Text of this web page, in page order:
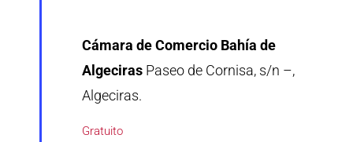
Cámara de Comercio Bahía de
Algeciras Paseo de Cornisa, s/n –,
Algeciras.
Gratuito